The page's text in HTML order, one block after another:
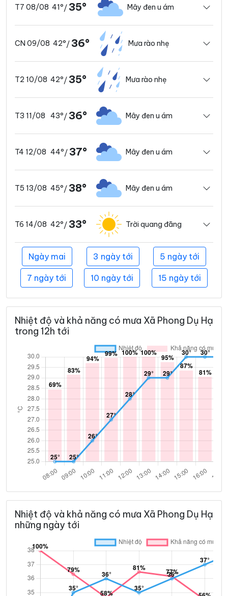
T7 08/08 41°/ 35° Mây đen u ám
CN 09/08 42°/ 36° Mưa rào nhẹ
T2 10/08 42°/ 35° Mưa rào nhẹ
T3 11/08 43°/ 36° Mây đen u ám
T4 12/08 44°/ 37° Mây đen u ám
T5 13/08 45°/ 38° Mây đen u ám
T6 14/08 42°/ 33° Trời quang đãng
Ngày mai 3 ngày tới 5 ngày tới
7 ngày tới 10 ngày tới 15 ngày tới
Nhiệt độ và khả năng có mưa Xã Phong Dụ Hạ
trong 12h tới
Nhiệt độ và khả năng có mưa Xã Phong Dụ Hạ
những ngày tới